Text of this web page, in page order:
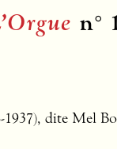
n°
dite Mel